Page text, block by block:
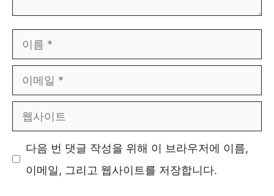
름
메
사
이
다음 번 댓글 작성을 위해 이 브라우저에 이름,
이메일, 그리고 웹사이트를 저장합니다.